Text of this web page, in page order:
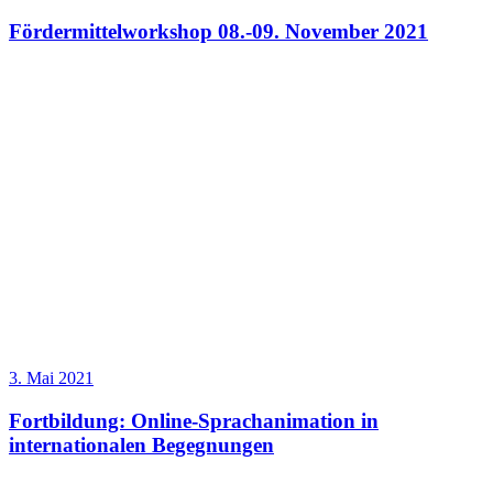
Fördermittelworkshop 08.-09. November 2021
3. Mai 2021
Fortbildung: Online-Sprachanimation in
internationalen Begegnungen